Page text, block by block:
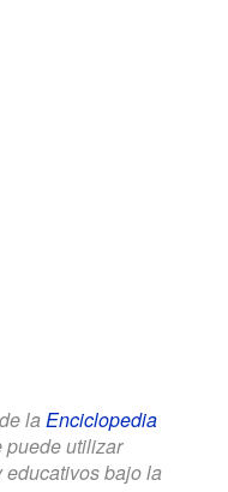
la Enciclopedia
puede utilizar
bajo la